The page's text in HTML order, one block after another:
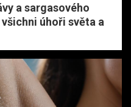
a sargasového
úhoři světa a